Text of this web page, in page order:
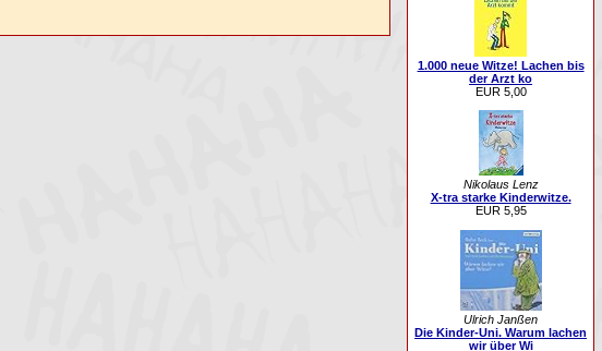
1.000 neue Witze! Lachen bis
der Arzt ko
EUR 5,00
Nikolaus Lenz
X-tra starke Kinderwitze.
EUR 5,95
Ulrich Janßen
Die Kinder-Uni. Warum lachen
wir über Wi